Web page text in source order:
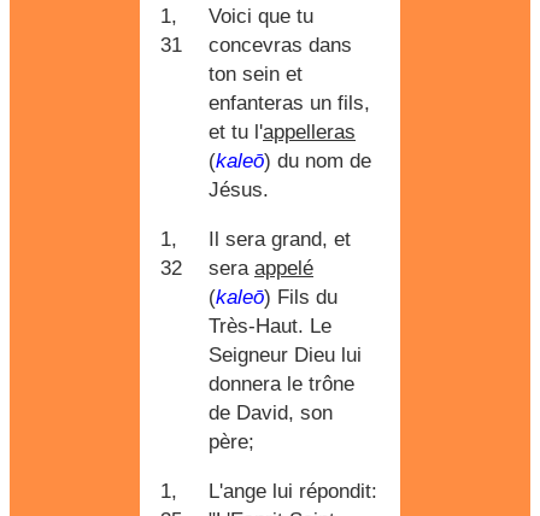
1,
31
Voici que tu
concevras dans
ton sein et
enfanteras un fils,
et tu l'appelleras
(kaleō) du nom de
Jésus.
1,
32
Il sera grand, et
sera appelé
(kaleō) Fils du
Très-Haut. Le
Seigneur Dieu lui
donnera le trône
de David, son
père;
1,
L'ange lui répondit: